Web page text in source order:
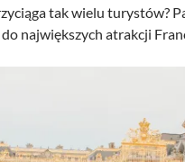
tak wielu turystów?
największych atrakcji